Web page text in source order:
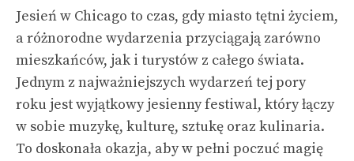
Jesień w Chicago to czas, gdy miasto tętni życiem,
a różnorodne wydarzenia przyciągają zarówno
mieszkańców, jak i turystów z całego świata.
Jednym z najważniejszych wydarzeń tej pory
roku jest wyjątkowy jesienny festiwal, który łączy
w sobie muzykę, kulturę, sztukę oraz kulinaria.
To doskonała okazja, aby w pełni poczuć magię